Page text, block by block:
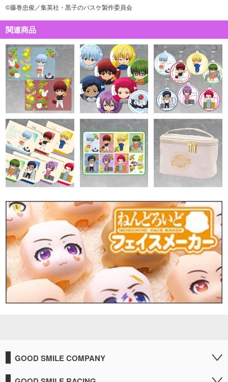
©藤巻忠俊／集英社・黒子のバスケ製作委員会
関連商品
GOOD SMILE COMPANY